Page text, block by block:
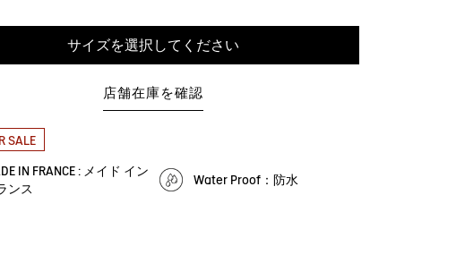
サイズを選択してください
店舗在庫を確認
SALE
IN FRANCE : メイド イン
ンス
Water Proof：防水